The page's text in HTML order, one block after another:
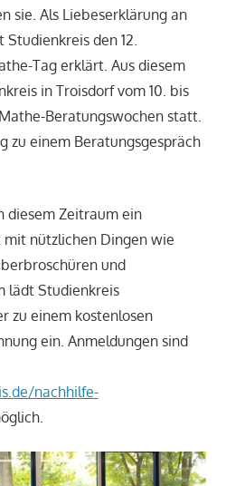
sie. Als Liebeserklärung an
den 12.
Tag erklärt. Aus diesem
in Troisdorf vom 10. bis
Beratungswochen statt.
zu einem Beratungsgespräch
diesem Zeitraum ein
nützlichen Dingen wie
und
lädt Studienkreis
zu einem kostenlosen
ein. Anmeldungen sind
nachhilfe-